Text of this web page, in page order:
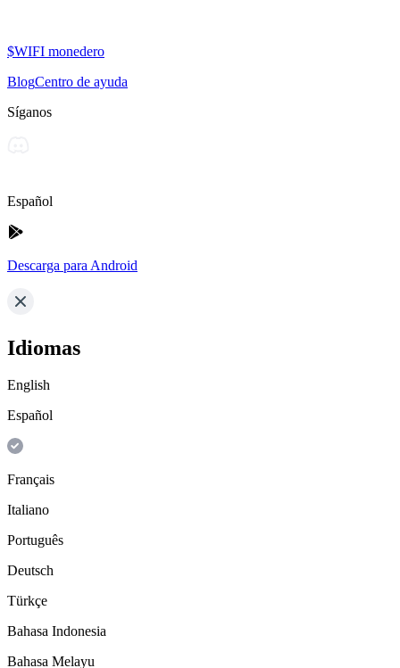
$WIFI monedero
BlogCentro de ayuda
Síganos
Español
Descarga para Android
Idiomas
English
Español
Français
Italiano
Português
Deutsch
Türkçe
Bahasa Indonesia
Bahasa Melayu